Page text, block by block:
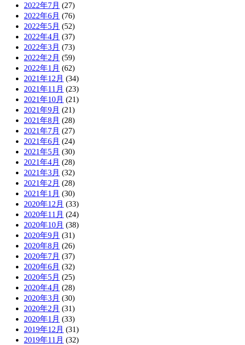
2022年7月 (27)
2022年6月 (76)
2022年5月 (52)
2022年4月 (37)
2022年3月 (73)
2022年2月 (59)
2022年1月 (62)
2021年12月 (34)
2021年11月 (23)
2021年10月 (21)
2021年9月 (21)
2021年8月 (28)
2021年7月 (27)
2021年6月 (24)
2021年5月 (30)
2021年4月 (28)
2021年3月 (32)
2021年2月 (28)
2021年1月 (30)
2020年12月 (33)
2020年11月 (24)
2020年10月 (38)
2020年9月 (31)
2020年8月 (26)
2020年7月 (37)
2020年6月 (32)
2020年5月 (25)
2020年4月 (28)
2020年3月 (30)
2020年2月 (31)
2020年1月 (33)
2019年12月 (31)
2019年11月 (32)